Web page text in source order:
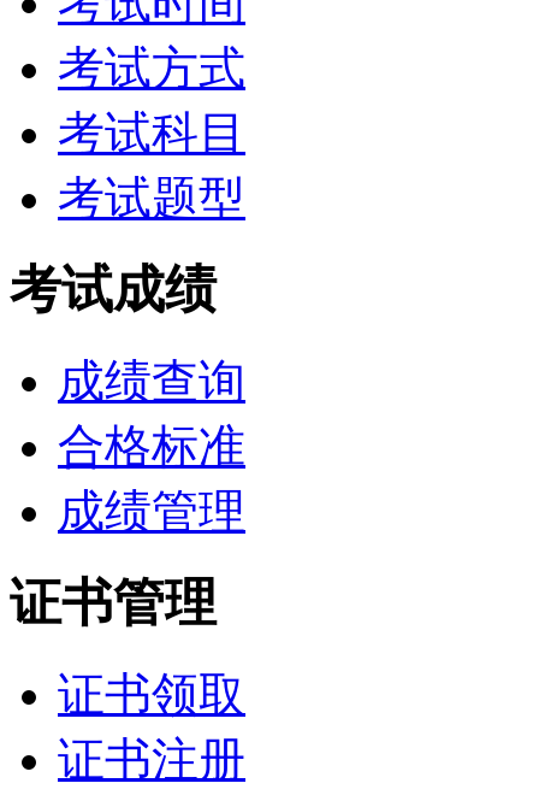
考试方式
考试科目
考试题型
考试成绩
成绩查询
合格标准
成绩管理
证书管理
证书领取
证书注册